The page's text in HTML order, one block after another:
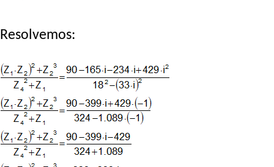
Resolvemos: